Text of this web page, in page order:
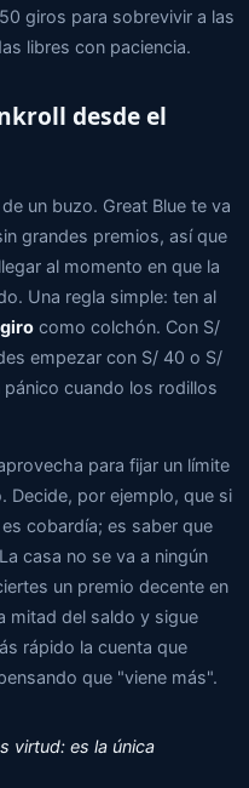
giros para sobrevivir a las
libres con paciencia.
desde el
un buzo. Great Blue te va
grandes premios, así que
al momento en que la
Una regla simple: ten al
como colchón. Con S/
empezar con S/ 40 o S/
cuando los rodillos
para fijar un límite
Decide, por ejemplo, que si
cobardía; es saber que
casa no se va a ningún
un premio decente en
mitad del saldo y sigue
rápido la cuenta que
que "viene más".
virtud: es la única